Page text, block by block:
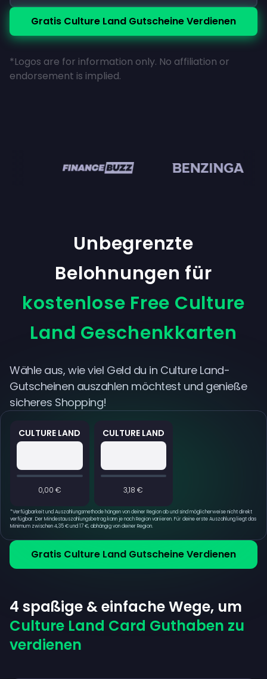
Gratis Culture Land Gutscheine Verdienen
*Logos are for information only. No affiliation or
endorsement is implied.
Gratis Culture Land Gutscheine Verdienen
CULTURE LAND
0,00 €
CULTURE LAND
3,18 €
*Verfügbarkeit und Auszahlungsmethode hängen von deiner Region ab und sind möglicherweise nicht direkt
verfügbar. Der Mindestauszahlungsbetrag kann je nach Region variieren. Für deine erste Auszahlung liegt das
Minimum zwischen 4,35 € und 17 €, abhängig von deiner Region.
Unbegrenzte
Belohnungen für
kostenlose Free Culture
Land Geschenkkarten
Wähle aus, wie viel Geld du in Culture Land-
Gutscheinen auszahlen möchtest und genieße
sicheres Shopping!
4 spaßige & einfache Wege, um
Culture Land Card Guthaben zu
verdienen